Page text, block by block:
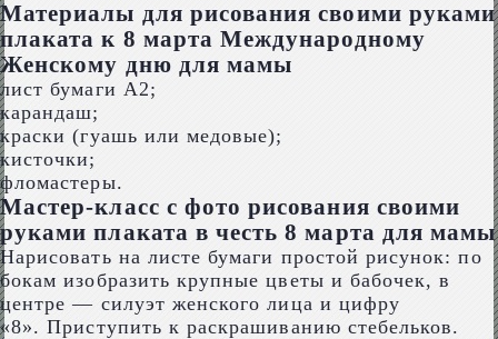
Материалы для рисования своими руками
плаката к 8 марта Международному
Женскому дню для мамы
лист бумаги А2;
карандаш;
краски (гуашь или медовые);
кисточки;
фломастеры.
Мастер-класс с фото рисования своими
руками плаката в честь 8 марта для мамы
Нарисовать на листе бумаги простой рисунок: по
бокам изобразить крупные цветы и бабочек, в
центре — силуэт женского лица и цифру
«8». Приступить к раскрашиванию стебельков.